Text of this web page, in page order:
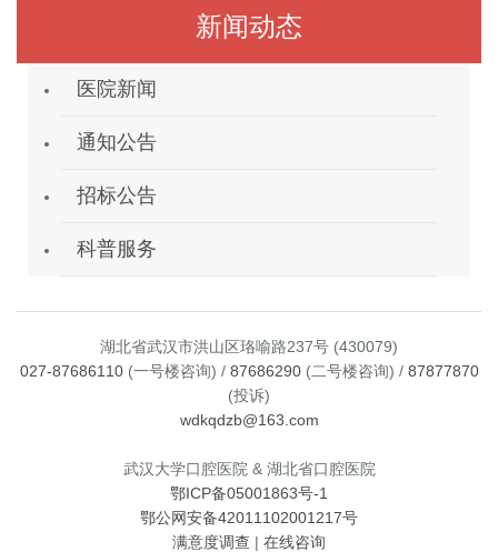
新闻动态
医院新闻
通知公告
招标公告
科普服务
湖北省武汉市洪山区珞喻路237号 (430079)
027-87686110(一号楼咨询) / 87686290(二号楼咨询) / 87877870
(投诉)
wdkqdzb@163.com
武汉大学口腔医院 & 湖北省口腔医院
鄂ICP备05001863号-1
鄂公网安备42011102001217号
满意度调查 | 在线咨询